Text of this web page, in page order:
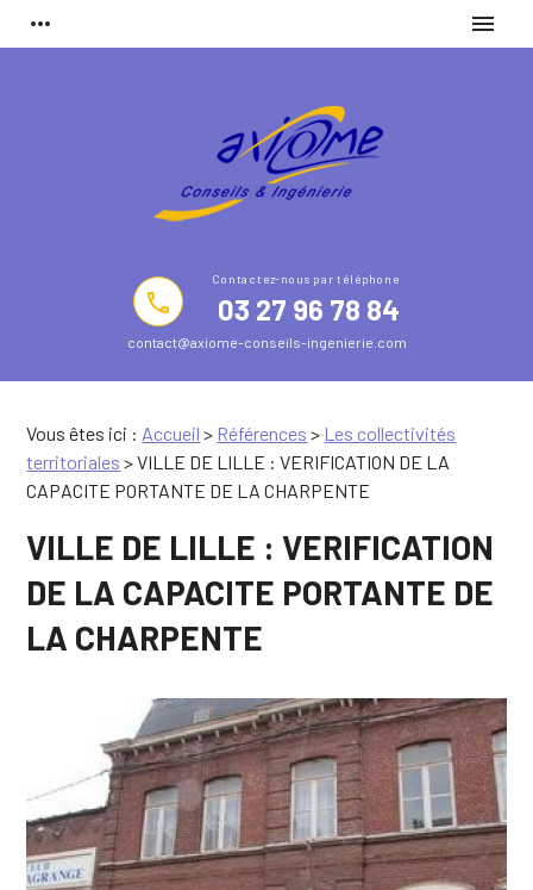
more_horiz menu
phone 03 27 96 78 84
contact@axiome-conseils-ingenierie.com
Vous êtes ici : Accueil > Références > Les collectivités
territoriales >VILLE DE LILLE : VERIFICATION DE LA
CAPACITE PORTANTE DE LA CHARPENTE
VILLE DE LILLE : VERIFICATION
DE LA CAPACITE PORTANTE DE
LA CHARPENTE